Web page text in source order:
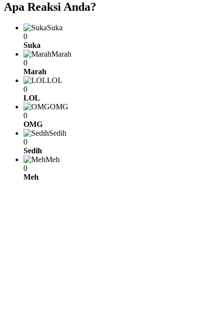
Apa Reaksi Anda?
Suka
0
Suka
Marah
0
Marah
LOL
0
LOL
OMG
0
OMG
Sedih
0
Sedih
Meh
0
Meh